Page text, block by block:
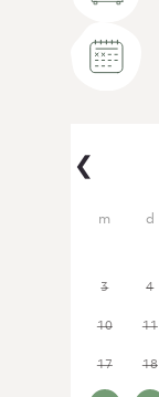
‹
3 4
10 11
17 18